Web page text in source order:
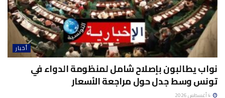
أخبار
نواب يطالبون بإصلاح شامل لمنظومة الدواء في
تونس وسط جدل حول مراجعة الأسعار